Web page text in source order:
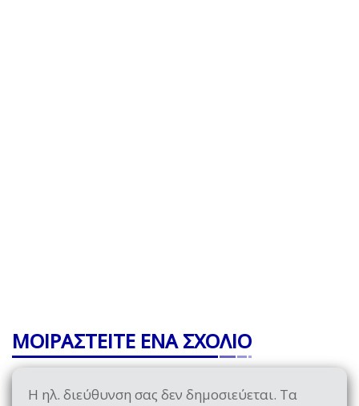
ΜΟΙΡΑΣΤΕΙΤΕ ΕΝΑ ΣΧΟΛΙΟ
Η ηλ. διεύθυνση σας δεν δημοσιεύεται. Τα